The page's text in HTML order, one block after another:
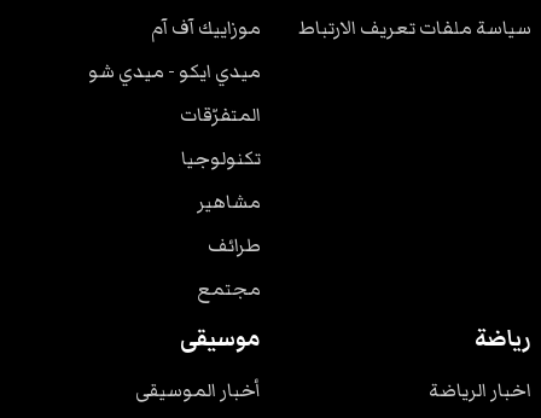
سياسة ملفات تعريف الارتباط
موزاييك آف آم
ميدي ايكو - ميدي شو
المتفرّقات
تكنولوجيا
مشاهير
طرائف
مجتمع
رياضة
اخبار الرياضة
موسيقى
أخبار الموسيقى